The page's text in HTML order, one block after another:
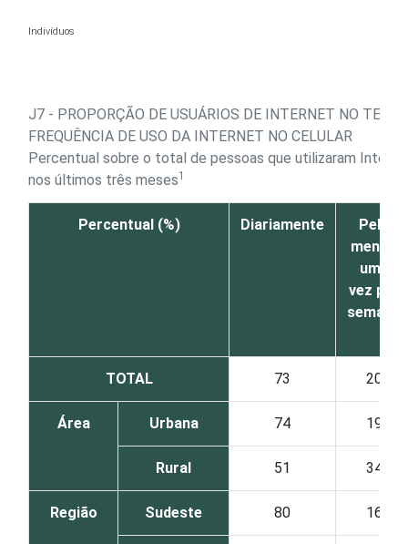
Indivíduos
J7 - PROPORÇÃO DE USUÁRIOS DE INTERNET NO
FREQUÊNCIA DE USO DA INTERNET NO CELULAR
Percentual sobre o total de pessoas que utilizaram
nos últimos três meses1
Percentual (%) Diariamente
Pelo
menos
uma
vez por
semana
TOTAL 73 20
Área Urbana 74 19
Rural 51 34
Região Sudeste 80 16